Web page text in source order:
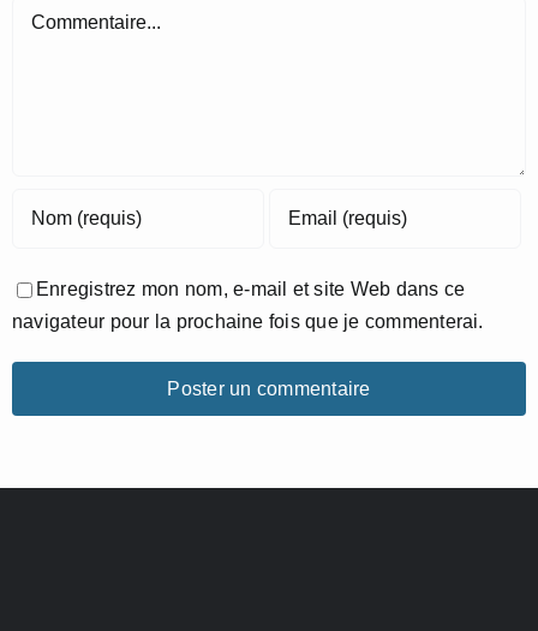
Commentaire
Enregistrez mon nom, e-mail et site Web dans ce
navigateur pour la prochaine fois que je commenterai.